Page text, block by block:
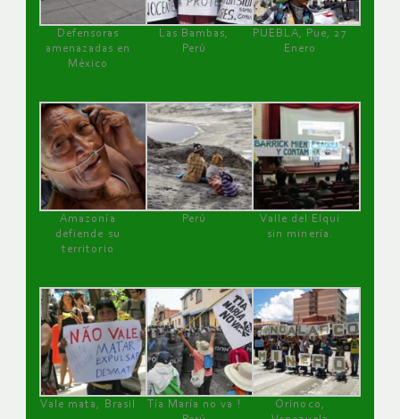
Defensoras
amenazadas en
México
Las Bambas,
Perú
PUEBLA, Pue, 27
Enero
Amazonía
defiende su
territorio
Perú
Valle del Elqui
sin minería.
Vale mata, Brasil
Tía María no va !
Orinoco,